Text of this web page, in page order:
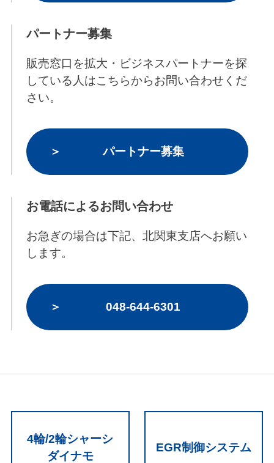
パートナー募集
販売窓口を拡大・ビジネスパートナーを探
している人はこちらからお問い合わせくだ
さい。
パートナー募集
お電話によるお問い合わせ
お急ぎの場合は下記、北関東支店へお願い
します。
048-644-6301
4輪/2輪シャーシ
ダイナモ
EGR制御システム